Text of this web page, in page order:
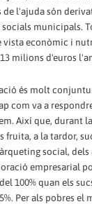
l'ajuda són
municipals.
vista econòmic i
milions d'euros
és molt
com va a
Així que, durant
fruita, a la tardor,
social,
empresarial
100% quan els
Per als pobres el